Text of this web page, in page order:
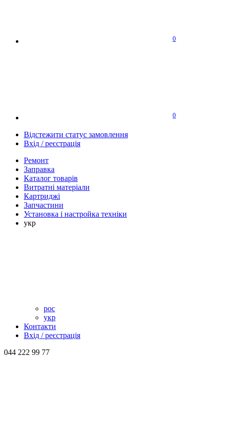
0
0
Відстежити статус замовлення
Вхід / реєстрація
Ремонт
Заправка
Каталог товарів
Витратні матеріали
Картриджі
Запчастини
Установка і настройка техніки
укр
рос
укр
Контакти
Вхід / реєстрація
044 222 99 77